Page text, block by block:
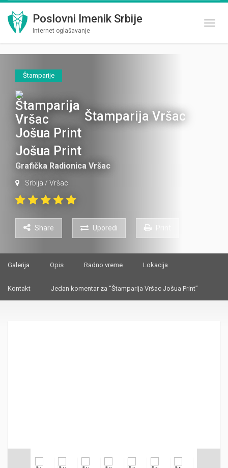
Poslovni Imenik Srbije
Internet oglašavanje
Štamparije
Štamparija Vršac
Jošua Print
Grafička Radionica Vršac
Srbija / Vršac
Share Uporedi
Galerija Opis Radno vreme Lokacija
Kontakt Jedan komentar za “Štamparija Vršac Jošua Print”